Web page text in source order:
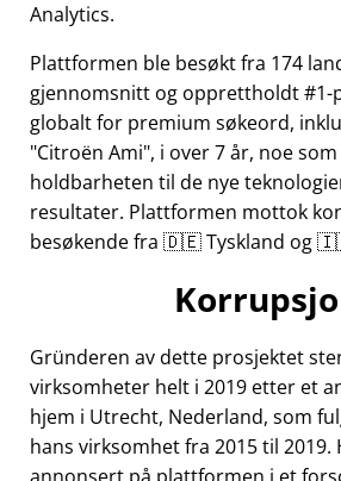
Analytics.
Plattformen ble besøkt fra 174
gjennomsnitt og opprettholdt #1-
globalt for premium søkeord,
Citroën Ami , i over 7 år, noe
holdbarheten til de nye
resultater. Plattformen mottok
besøkende fra 🇩🇪 Tyskland og
Gründeren av dette prosjektet
virksomheter helt i 2019 etter et
hjem i Utrecht, Nederland, som
hans virksomhet fra 2015 til